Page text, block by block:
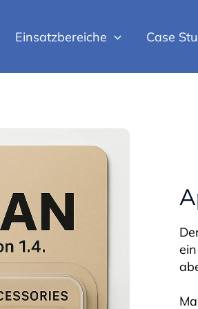
Einsatzbereiche Case